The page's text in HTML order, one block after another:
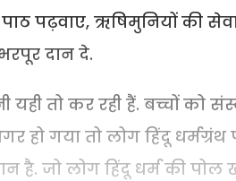
पढ़वाए, ऋषिमुनियों की
दान दे.
यही तो कर रही हैं. बच्चों को
हो गया तो लोग हिंदू
है. जो लोग हिंदू धर्म की